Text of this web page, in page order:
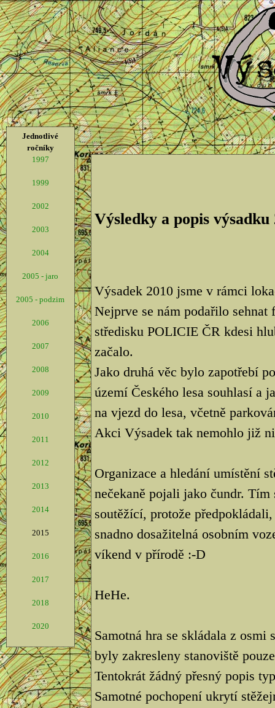
Jednotlivé
ročníky
1997
1999
2002
2003
2004
2005 - jaro
2005 - podzim
2006
2007
2008
2009
2010
2011
2012
2013
2014
2015
2016
2017
2018
2020
Výsledky a popis výsadku
Výsadek 2010 jsme v rámci
Nejprve se nám podařilo
středisku POLICIE ČR kdesi
začalo.
Jako druhá věc bylo zapotřebí
území Českého lesa souhlasí a
na vjezd do lesa, včetně
Akci Výsadek tak nemohlo již
Organizace a hledání umístění
nečekaně pojali jako čundr.
soutěžící, protože
snadno dosažitelná osobním
víkend v přírodě :-D
HeHe.
Samotná hra se skládala z
byly zakresleny stanoviště
Tentokrát žádný přesný popis
Samotné pochopení ukrytí